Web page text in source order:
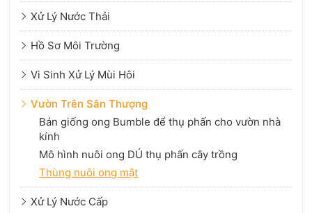
Xử Lý Nước Thải
Hồ Sơ Môi Trường
Vi Sinh Xử Lý Mùi Hôi
Vườn Trên Sân Thượng
Bán giống ong Bumble để thụ phấn cho vườn nhà
kính
Mô hình nuôi ong DÚ thụ phấn cây trồng
Thùng nuôi ong mật
Xử Lý Nước Cấp